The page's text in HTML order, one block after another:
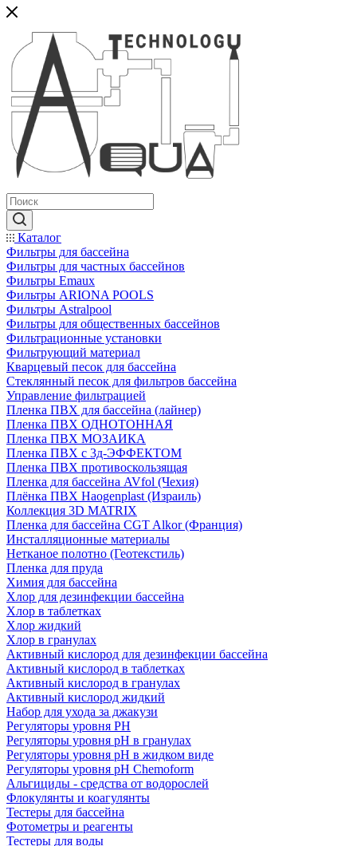
Каталог
Фильтры для бассейна
Фильтры для частных бассейнов
Фильтры Emaux
Фильтры ARIONA POOLS
Фильтры Astralpool
Фильтры для общественных бассейнов
Фильтрационные установки
Фильтрующий материал
Кварцевый песок для бассейна
Cтеклянный песок для фильтров бассейна
Управление фильтрацией
Пленка ПВХ для бассейна (лайнер)
Пленка ПВХ ОДНОТОННАЯ
Пленка ПВХ МОЗАИКА
Пленка ПВХ с 3д-ЭФФЕКТОМ
Пленка ПВХ противоскользящая
Пленка для бассейна AVfol (Чехия)
Плёнка ПВХ Haogenplast (Израиль)
Коллекция 3D MATRIX
Пленка для бассейна CGT Alkor (Франция)
Инсталляционные материалы
Нетканое полотно (Геотекстиль)
Пленка для пруда
Химия для бассейна
Хлор для дезинфекции бассейна
Хлор в таблетках
Хлор жидкий
Хлор в гранулах
Активный кислород для дезинфекции бассейна
Активный кислород в таблетках
Активный кислород в гранулах
Активный кислород жидкий
Набор для ухода за джакузи
Регуляторы уровня PH
Регуляторы уровня pH в гранулах
Регуляторы уровня pH в жидком виде
Регуляторы уровня рН Chemoform
Альгициды - средства от водорослей
Флокулянты и коагулянты
Тестеры для бассейна
Фотометры и реагенты
Тестеры для воды